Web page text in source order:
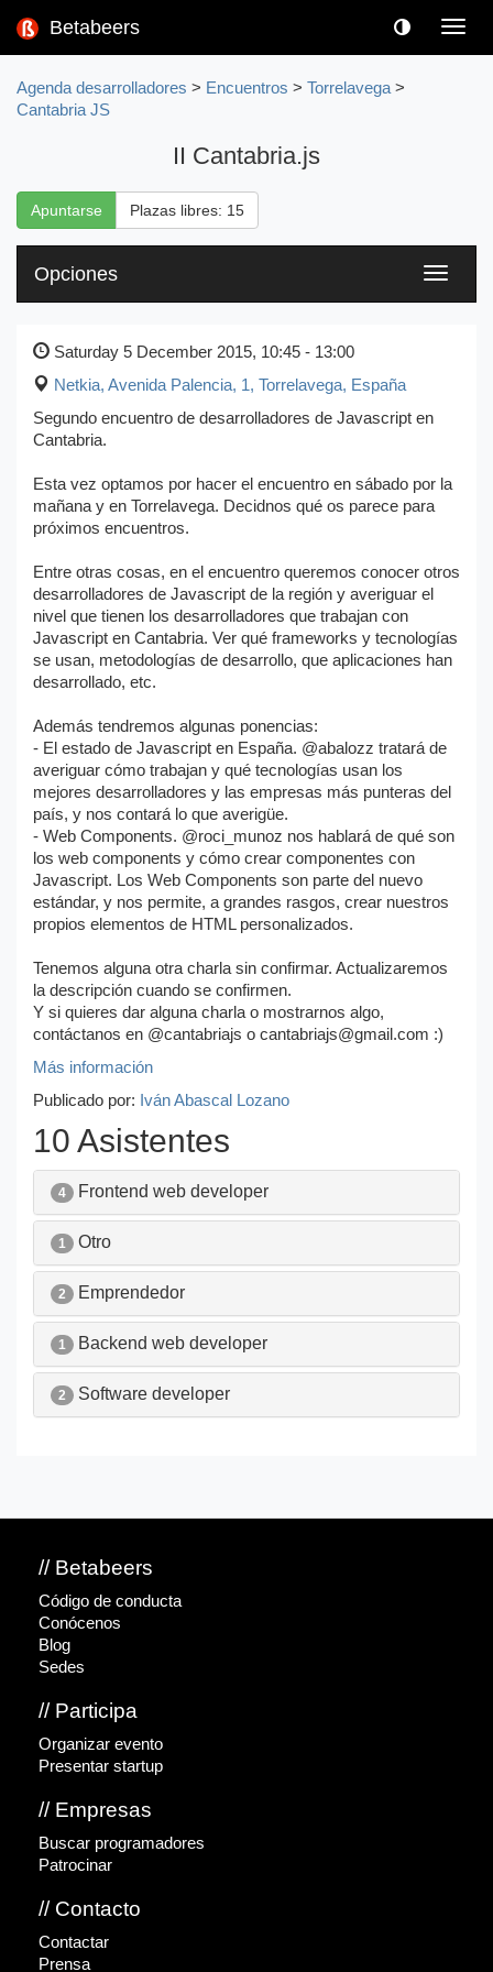
Betabeers
Agenda desarrolladores > Encuentros > Torrelavega >
Cantabria JS
II Cantabria.js
Apuntarse Plazas libres: 15
Toggle
Opciones
Saturday 5 December 2015, 10:45 - 13:00
Netkia, Avenida Palencia, 1 , Torrelavega, España
Segundo encuentro de desarrolladores de Javascript en
Cantabria.
Esta vez optamos por hacer el encuentro en sábado por la
mañana y en Torrelavega. Decidnos qué os parece para
próximos encuentros.
Entre otras cosas, en el encuentro queremos conocer otros
desarrolladores de Javascript de la región y averiguar el
nivel que tienen los desarrolladores que trabajan con
Javascript en Cantabria. Ver qué frameworks y tecnologías
se usan, metodologías de desarrollo, que aplicaciones han
desarrollado, etc.
Además tendremos algunas ponencias:
- El estado de Javascript en España. @abalozz tratará de
averiguar cómo trabajan y qué tecnologías usan los
mejores desarrolladores y las empresas más punteras del
país, y nos contará lo que averigüe.
- Web Components. @roci_munoz nos hablará de qué son
los web components y cómo crear componentes con
Javascript. Los Web Components son parte del nuevo
estándar, y nos permite, a grandes rasgos, crear nuestros
propios elementos de HTML personalizados.
Tenemos alguna otra charla sin confirmar. Actualizaremos
la descripción cuando se confirmen.
Y si quieres dar alguna charla o mostrarnos algo,
contáctanos en @cantabriajs o cantabriajs@gmail.com :)
Más información
Publicado por: Iván Abascal Lozano
10 Asistentes
4 Frontend web developer
1 Otro
2 Emprendedor
1 Backend web developer
2 Software developer
// Betabeers
Código de conducta
Conócenos
Blog
Sedes
// Participa
Organizar evento
Presentar startup
// Empresas
Buscar programadores
Patrocinar
// Contacto
Contactar
Prensa